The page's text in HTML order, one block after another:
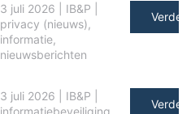
3 juli 2026 IB&P
privacy (nieuws),
informatie,
nieuwsberichten
Verder
3 juli 2026 IB&P
informatiebeveiliging
Verder